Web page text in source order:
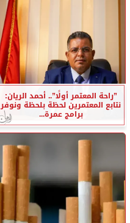
”راحة المعتمر أولًا”.. أحمد الريان:
نتابع المعتمرين لحظة بلحظة ونوفر
برامج عمرة...